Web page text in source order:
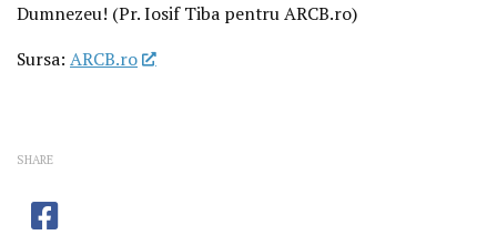
Dumnezeu! (Pr. Iosif Tiba pentru ARCB.ro)
Sursa: ARCB.ro
SHARE